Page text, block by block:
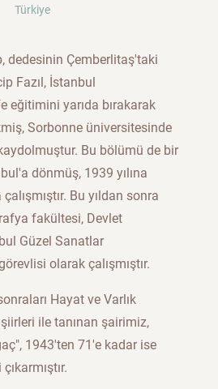
Türkiye
dedesinin Çemberlitaş'taki
Fazıl, İstanbul
eğitimini yarıda bırakarak
Sorbonne üniversitesinde
Bu bölümü de bir
dönmüş, 1939 yılına
Bu yıldan sonra
fakültesi, Devlet
Güzel Sanatlar
olarak çalışmıştır.
Hayat ve Varlık
ile tanınan şairimiz,
1943'ten 71'e kadar ise